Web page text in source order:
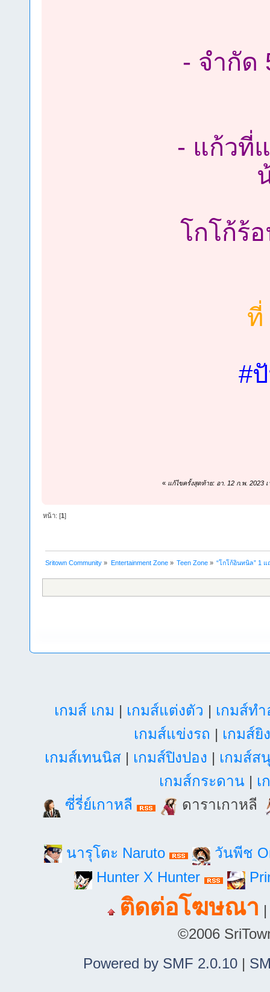
- จำกัด
- แก้วที่
โกโก้ร้
ที่
#
« แก้ไขครั้งสุดท้าย: อา. 12 ก.พ. 2023
หน้า: [1]
Sritown Community » Entertainment Zone» Teen Zone» “โกโก้อินทนิล” 1
เกมส์ เกม | เกมส์แต่งตัว | เกมส์ท
เกมส์แข่งรถ | เกมส์ยิ
เกมส์เทนนิส| เกมส์ปิงปอง | เกมส์ส
เกมส์กระดาน | เ
ซี่รี่ย์เกาหลี
ดาราเกาหลี
นารุโตะ Naruto
วันพีช
Hunter X Hunter
ติดต่อโฆษณา
©2006
Powered by SMF 2.0.10|